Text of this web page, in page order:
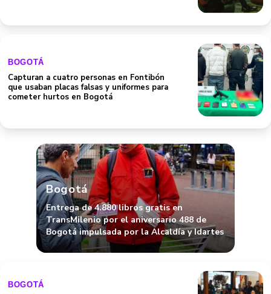
BOGOTÁ
Capturan a cuatro personas en Fontibón
que usaban placas falsas y uniformes para
cometer hurtos en Bogotá
Bogotá
Entrega de 4.880 libros gratis en
TransMilenio por el aniversario 488 de
Bogotá impulsada por la Alcaldía y Idartes
BOGOTÁ